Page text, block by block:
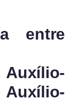
entre
Auxílio-